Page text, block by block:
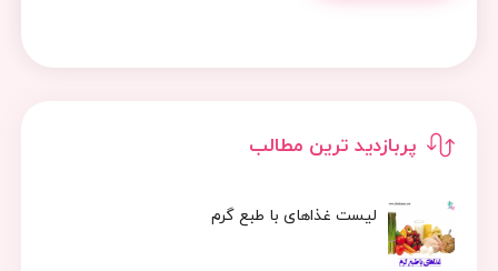
پربازدید ترین مطالب
لیست غذاهای با طبع گرم